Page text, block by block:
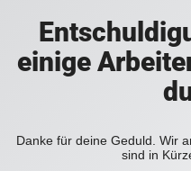
einige
Danke für deine Geduld. Wir
sind in